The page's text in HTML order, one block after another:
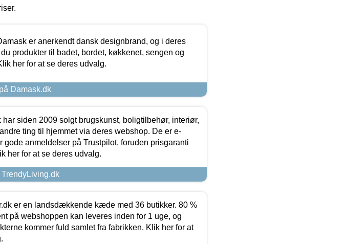
er anerkendt dansk designbrand, og i deres
produkter til badet, bordet, køkkenet, sengen og
her for at se deres udvalg.
Damask.dk
har siden 2009 solgt brugskunst, boligtilbehør, interiør,
ting til hjemmet via deres webshop. De er e-
gode anmeldelser på Trustpilot, foruden prisgaranti
her for at se deres udvalg.
er en landsdækkende kæde med 36 butikker. 80 %
på webshoppen kan leveres inden for 1 uge, og
kommer fuld samlet fra fabrikken. Klik her for at